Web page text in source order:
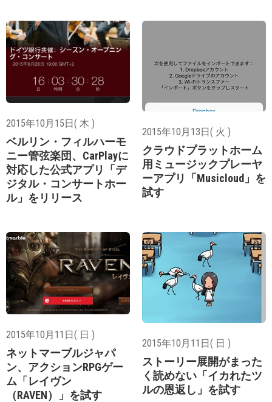
2015年10月15日( 木 )
ベルリン・フィルハーモ
ニー管弦楽団、CarPlayに
対応した公式アプリ「デ
ジタル・コンサートホー
ル」をリリース
2015年10月13日( 火 )
クラウドプラットホーム
用ミュージックプレーヤ
ーアプリ「Musicloud」を
試す
2015年10月11日( 日 )
ネットマーブルジャパ
ン、アクションRPGゲー
ム「レイヴン
（RAVEN）」を試す
2015年10月11日( 日 )
ストーリー展開がまった
く読めない「イカれたツ
ルの恩返し」を試す